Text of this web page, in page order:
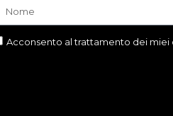
Acconsento al trattamento dei miei